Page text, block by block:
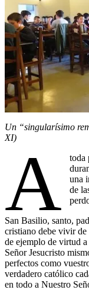
Un “singularísimo
XI)
A
toda
una
de
San Basilio, santo,
cristiano debe vivir de
de ejemplo de virtud
Señor Jesucristo
perfectos como
verdadero católico
en todo a Nuestro